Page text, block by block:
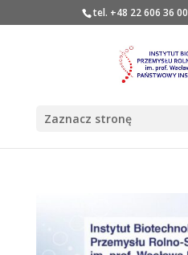
tel. +48 22 606 36 00
Zaznacz stronę